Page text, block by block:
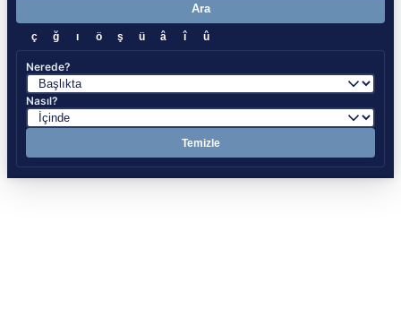
Ara
ç ğ ı ö ş ü â î û
Nerede?
Nasıl?
Temizle